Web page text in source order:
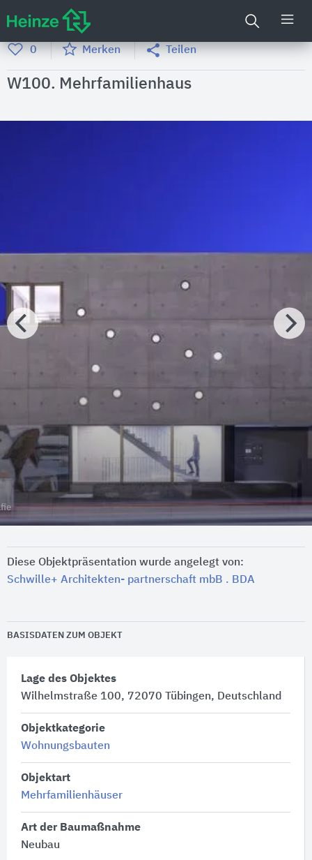
0 Merken Teilen
W100. Mehrfamilienhaus
Diese Objektpräsentation wurde angelegt von:
Schwille+ Architekten- partnerschaft mbB . BDA
BASISDATEN ZUM OBJEKT
Lage des Objektes
Wilhelmstraße 100, 72070 Tübingen, Deutschland
Objektkategorie
Wohnungsbauten
Objektart
Mehrfamilienhäuser
Art der Baumaßnahme
Neubau